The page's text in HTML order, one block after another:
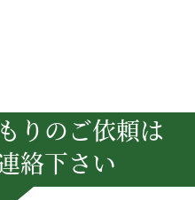
りのご依頼は
絡下さい